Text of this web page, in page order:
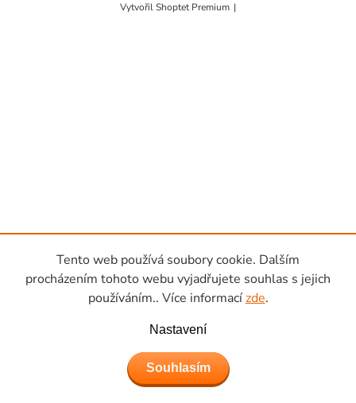
Tento web používá soubory cookie. Dalším
procházením tohoto webu vyjadřujete souhlas s jejich
používáním.. Více informacízde.
Nastavení
Souhlasím
Vytvořil Shoptet Premium